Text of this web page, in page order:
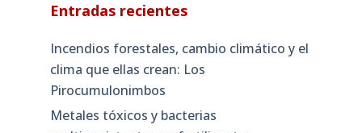
Entradas recientes
Incendios forestales, cambio climático y el
clima que ellas crean: Los
Pirocumulonimbos
Metales tóxicos y bacterias